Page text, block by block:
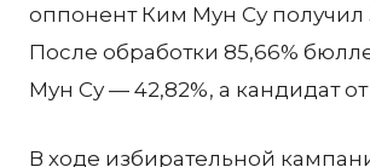
оппонент Ким Мун Су получил
После обработки 85,66%
Мун Су — 42,82%, а кандидат
В ходе избирательной